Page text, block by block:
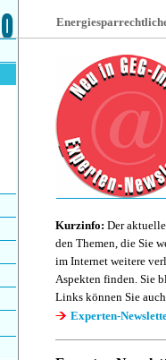
Kurzinfo: Der
den Themen, die Sie
im Internet weitere
Aspekten finden. Sie
Links können Sie
Experten-